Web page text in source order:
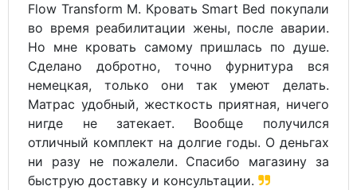
Flow Transform M. Кровать Smart Bed покупали
во время реабилитации жены, после аварии.
Но мне кровать самому пришлась по душе.
Сделано добротно, точно фурнитура вся
немецкая, только они так умеют делать.
Матрас удобный, жесткость приятная, ничего
нигде не затекает. Вообще получился
отличный комплект на долгие годы. О деньгах
ни разу не пожалели. Спасибо магазину за
быструю доставку и консультации.